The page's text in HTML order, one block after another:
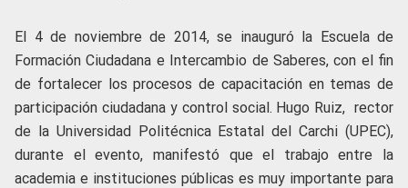
El 4 de noviembre de 2014, se inauguró la Escuela de
Formación Ciudadana e Intercambio de Saberes, con el fin
de fortalecer los procesos de capacitación en temas de
participación ciudadana y control social. Hugo Ruiz, rector
de la Universidad Politécnica Estatal del Carchi (UPEC),
durante el evento, manifestó que el trabajo entre la
academia e instituciones públicas es muy importante para